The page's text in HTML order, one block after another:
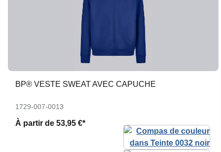
BP® VESTE SWEAT AVEC CAPUCHE
1729-007-0013
À partir de 53,95 €*